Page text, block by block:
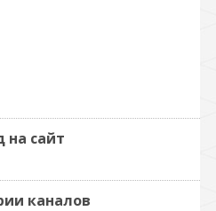
на сайт
каналов